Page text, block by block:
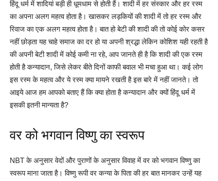
हिंदू धर्म में शादियां बड़ी ही धूमधाम से होती हैं। शादी में हर संस्कार और हर रस्म
का अपना अलग महत्व होता है। खासकर लड़कियों की शादी में तो हर रस्म और
रिवाज का एक अलग महत्व होता है। बात हो बेटी की शादी की तो कोई कोर कसर
नहीं छोड़ता यह चाहे समाज का दर हो या अपनी श्रद्धा लेकिन कोशिश यही रहती है
की अपनी बेटी शादी में कोई कमी ना रहे, आप जानते ही है कि शादी की एक रस्म
होती है कन्यादान, जिसे लेकर बीते दिनों काफी बवाल भी मचा हुआ था। कई लोग
इस रस्म के महत्व और ये रस्म क्या मायने रखती है इस बारे में नहीं जानते। तो
आइये आज हम आपको बताए हैं कि क्या होता है कन्यादान और क्यों हिंदू धर्म में
इसकी इतनी मान्यता है?
वर को भगवान विष्‍णु का स्‍वरूप
NBT के अनुसार वेदों और पुराणों के अनुसार विवाह में वर को भगवान विष्‍णु का
स्‍वरूप माना जाता है। विष्‍णु रूपी वर कन्‍या के पिता की हर बात मानकर उन्‍हें यह